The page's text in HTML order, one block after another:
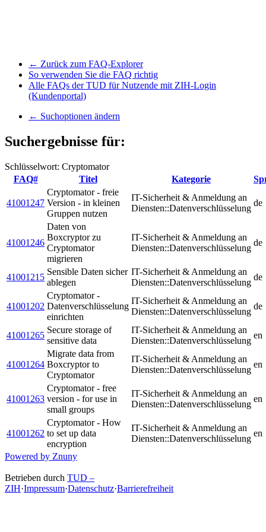
← Zurück zum FAQ-Explorer
So verwenden Sie die FAQ richtig
Alle FAQs der TUD für Nutzende mit ZIH-Login
(Kundenportal)
← Suchoptionen ändern
Suchergebnisse für:
Schlüsselwort: Cryptomator
FAQ#
Titel Kategorie
41001247
Cryptomator - freie
Version - in kleinen
Gruppen nutzen
IT-Sicherheit & Anmeldung an
Diensten::Datenverschlüsselung
de
41001246
Daten von
Boxcryptor zu
Cryptomator
migrieren
IT-Sicherheit & Anmeldung an
Diensten::Datenverschlüsselung
de
41001215
Sensible Daten sicher
ablegen
IT-Sicherheit & Anmeldung an
Diensten::Datenverschlüsselung
de
41001202
Cryptomator -
Datenverschlüsselung
einrichten
IT-Sicherheit & Anmeldung an
Diensten::Datenverschlüsselung
de
41001265
Secure storage of
sensitive data
IT-Sicherheit & Anmeldung an
Diensten::Datenverschlüsselung
en
41001264
Migrate data from
Boxcryptor to
Cryptomator
IT-Sicherheit & Anmeldung an
Diensten::Datenverschlüsselung
en
41001263
Cryptomator - free
version - for use in
small groups
IT-Sicherheit & Anmeldung an
Diensten::Datenverschlüsselung
en
41001262
Cryptomator - How
to set up data
encryption
IT-Sicherheit & Anmeldung an
Diensten::Datenverschlüsselung
en
Powered by Znuny
Betrieben durch TUD –
ZIH·Impressum·Datenschutz·Barrierefreiheit